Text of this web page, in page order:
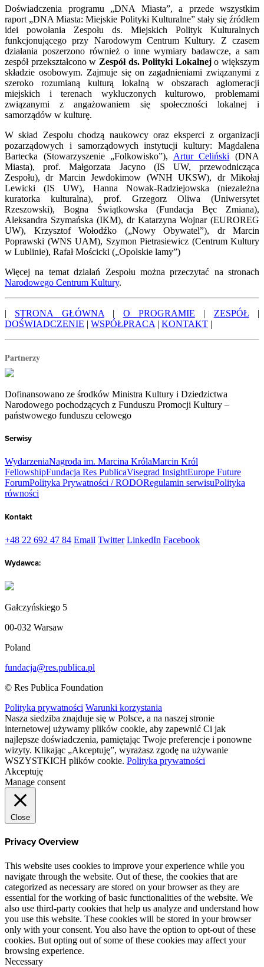
Doświadczenia programu „DNA Miasta”, a przede wszystkim
raport „DNA Miasta: Miejskie Polityki Kulturalne” stały się źródłem
idei powołania Zespołu ds. Miejskich Polityk Kulturalnych
funkcjonującego przy Narodowym Centrum Kultury. Z czasem
działania poszerzono również o inne wymiary badawcze, a sam
zespół przekształcono w Zespół ds. Polityki Lokalnejo większym
składzie osobowym. Zajmuje się on zagadnieniami związanymi z
szeroko rozumianą kulturą lokalną w obszarach aglomeracji
miejskich i terenach wykluczonych kulturowo, problemami
związanymi z angażowaniem się społeczności lokalnej i
samorządów w kulturę.
W skład Zespołu chodzą naukowcy oraz eksperci z organizacji
pozarządowych i samorządowych instytucji kultury: Magdalena
Bartecka (Stowarzyszenie „Folkowisko”), Artur Celiński (DNA
Miasta), prof. Małgorzata Jacyno (IS UW, przewodnicząca
Zespołu), dr Marcin Jewdokimow (WNH UKSW), dr Mikołaj
Lewicki (IS UW), Hanna Nowak-Radziejowska (niezależna
kuratorka kulturalna), prof. Grzegorz Oliwa (Uniwersytet
Rzeszowski), Bogna Świątkowska (Fundacja Bęc Zmiana),
Aleksandra Szymańska (IKM), dr Katarzyna Wojnar (EUROREG
UW), Krzysztof Wołodźko („Nowy Obywatel”), dr Marcin
Poprawski (WNS UAM), Szymon Pietrasiewicz (Centrum Kultury
w Lublinie), Rafał Mościcki („Opolskie lamy”)
Więcej na temat działań Zespołu można przeczytać na stronach
Narodowego Centrum Kultury.
| STRONA GŁÓWNA | O PROGRAMIE | ZESPÓŁ |
DOŚWIADCZENIE | WSPÓŁPRACA | KONTAKT |
Partnerzy
Dofinansowano ze środków Ministra Kultury i Dziedzictwa
Narodowego pochodzących z Funduszu Promocji Kultury –
państwowego funduszu celowego
Serwisy
WydarzeniaNagroda im. Marcina KrólaMarcin Król
FellowshipFundacja Res PublicaVisegrad InsightEurope Future
ForumPolityka Prywatności / RODORegulamin serwisuPolityka
równości
Kontakt
+48 22 692 47 84 Email Twitter LinkedIn Facebook
Wydawca:
Gałczyńskiego 5
00-032 Warsaw
Poland
fundacja@res.publica.pl
© Res Publica Foundation
Polityka prywatności Warunki korzystania
Nasza siedziba znajduje się w Polsce, a na naszej stronie
internetowej używamy plików cookie, aby zapewnić Ci jak
najlepsze doświadczenia, pamiętając Twoje preferencje i ponowne
wizyty. Klikając „Akceptuję”, wyrażasz zgodę na używanie
WSZYSTKICH plików cookie. Polityka prywatności
Akceptuję
Manage consent
Close
Privacy Overview
This website uses cookies to improve your experience while you
navigate through the website. Out of these, the cookies that are
categorized as necessary are stored on your browser as they are
essential for the working of basic functionalities of the website. We
also use third-party cookies that help us analyze and understand how
you use this website. These cookies will be stored in your browser
only with your consent. You also have the option to opt-out of these
cookies. But opting out of some of these cookies may affect your
browsing experience.
Necessary